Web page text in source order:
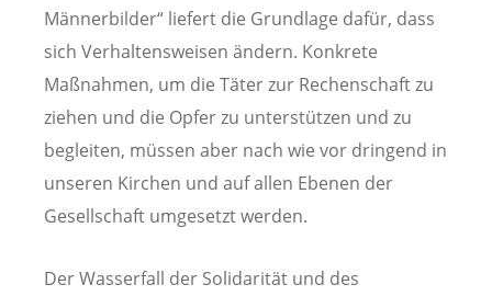
Männerbilder“ liefert die Grundlage dafür, dass
sich Verhaltensweisen ändern. Konkrete
Maßnahmen, um die Täter zur Rechenschaft zu
ziehen und die Opfer zu unterstützen und zu
begleiten, müssen aber nach wie vor dringend in
unseren Kirchen und auf allen Ebenen der
Gesellschaft umgesetzt werden.
Der Wasserfall der Solidarität und des